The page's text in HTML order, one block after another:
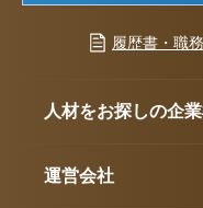
履歴書・職
人材をお探しの企
運営会社